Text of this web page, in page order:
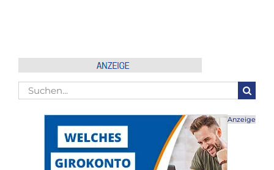
Suche
nach:
Anzeige